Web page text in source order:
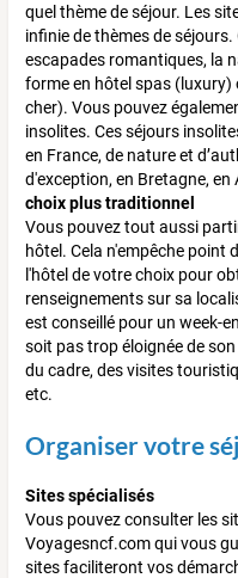
quel thème de séjour. Les
infinie de thèmes de
escapades romantiques, la
forme en hôtel spas
cher). Vous pouvez
insolites. Ces séjours
en France, de nature et
d'exception, en Bretagne,
choix plus traditionnel
Vous pouvez tout aussi
hôtel. Cela n'empêche point
l'hôtel de votre choix pour
renseignements sur sa
est conseillé pour un week-
soit pas trop éloignée de
du cadre, des visites
etc.
Organiser votre
Sites spécialisés
Vous pouvez consulter les
Voyagesncf.com qui vous
sites faciliteront vos